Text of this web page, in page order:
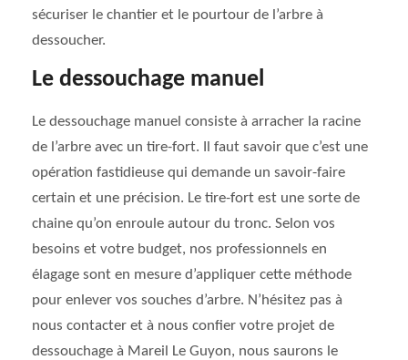
sécuriser le chantier et le pourtour de l’arbre à
dessoucher.
Le dessouchage manuel
Le dessouchage manuel consiste à arracher la racine
de l’arbre avec un tire-fort. Il faut savoir que c’est une
opération fastidieuse qui demande un savoir-faire
certain et une précision. Le tire-fort est une sorte de
chaine qu’on enroule autour du tronc. Selon vos
besoins et votre budget, nos professionnels en
élagage sont en mesure d’appliquer cette méthode
pour enlever vos souches d’arbre. N’hésitez pas à
nous contacter et à nous confier votre projet de
dessouchage à Mareil Le Guyon, nous saurons le